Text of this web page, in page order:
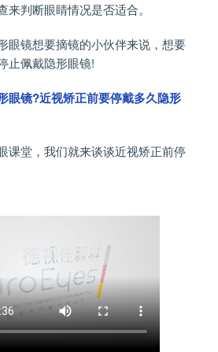
判断眼睛情况是否适合。
镜想要摘镜的小伙伴来说，想要
止佩戴隐形眼镜!
镜?近视矫正前要停戴多久隐形
堂，我们就来谈谈近视矫正前停